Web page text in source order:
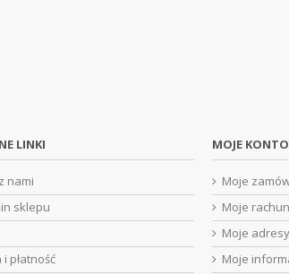
LINKI
nami
sklepu
płatność
MOJE KONTO
Moje
Moje
Moje adresy
Moje